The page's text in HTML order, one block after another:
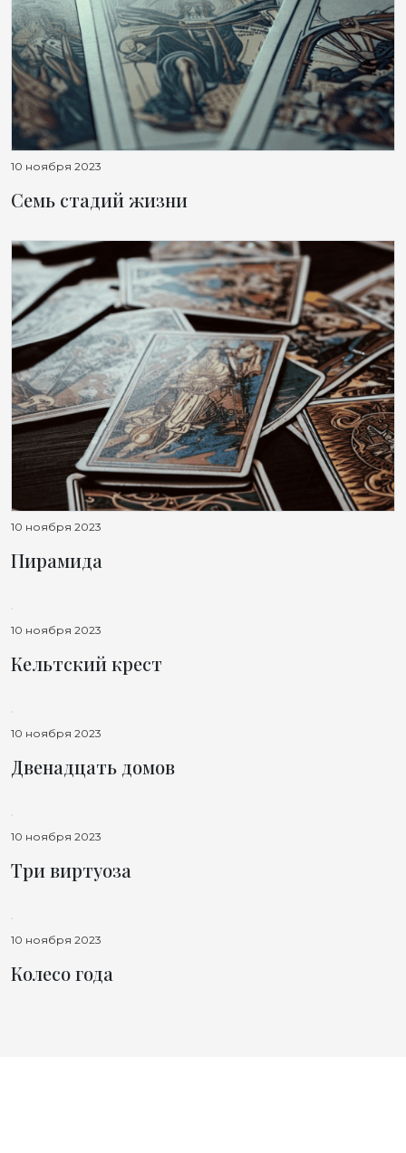
10 ноября 2023
Семь стадий жизни
10 ноября 2023
Пирамида
10 ноября 2023
Кельтский крест
10 ноября 2023
Двенадцать домов
10 ноября 2023
Три виртуоза
10 ноября 2023
Колесо года